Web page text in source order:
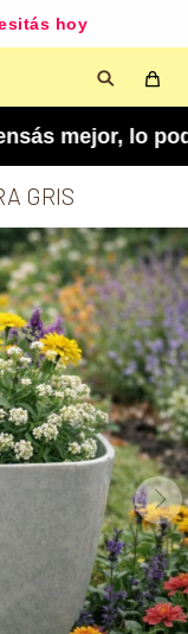
hoy
lo podés
GRIS